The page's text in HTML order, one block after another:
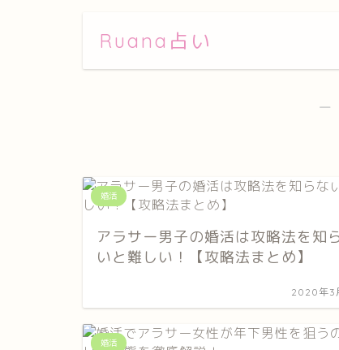
Ruana占い
―
婚活
アラサー男子の婚活は攻略法を知
いと難しい！【攻略法まとめ】
2020年3
婚活